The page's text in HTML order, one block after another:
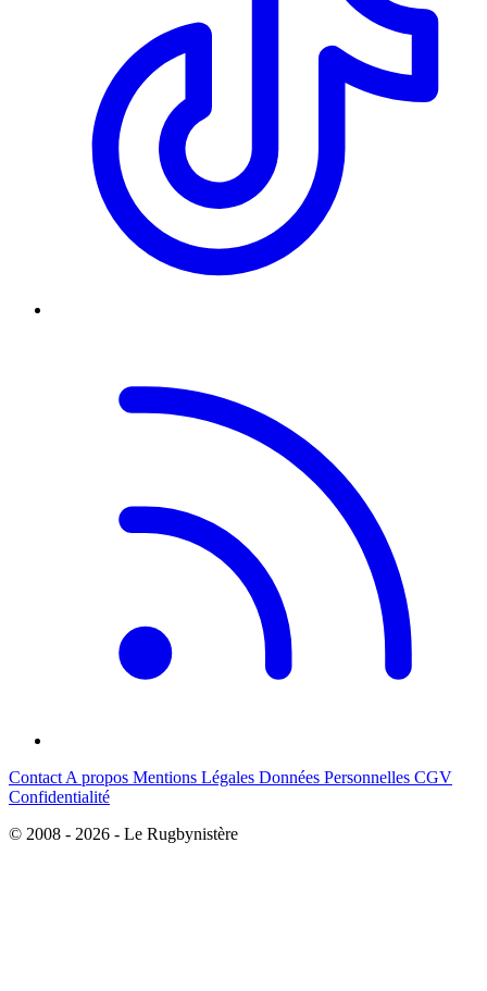
Contact A propos Mentions Légales Données Personnelles CGV
Confidentialité
© 2008 - 2026 - Le Rugbynistère